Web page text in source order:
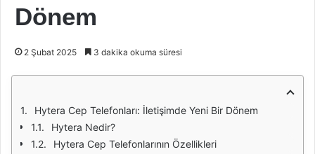
Dönem
2 Şubat 2025 3 dakika okuma süresi
Hytera Cep Telefonları: İletişimde Yeni Bir Dönem
Hytera Nedir?
Hytera Cep Telefonlarının Özellikleri